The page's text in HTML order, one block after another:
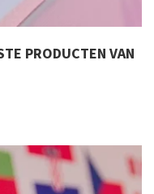
PRODUCTEN VAN